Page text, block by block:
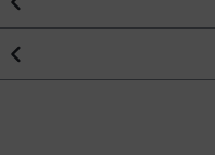
Uhrzeit der Hinfahrt